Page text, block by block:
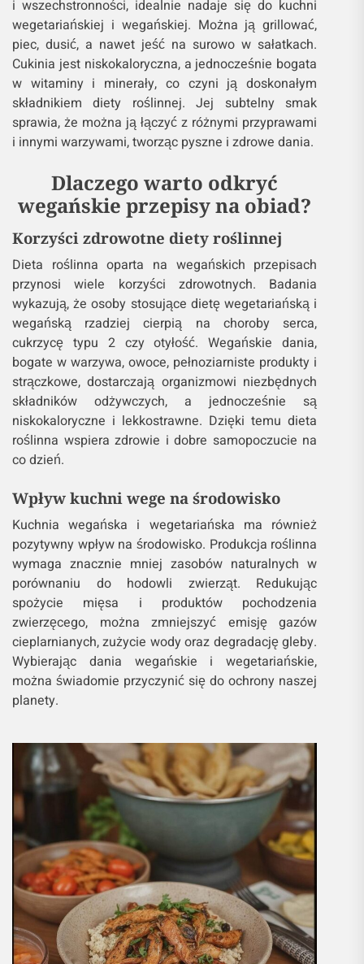
i wszechstronności, idealnie nadaje się do kuchni
wegetariańskiej i wegańskiej. Można ją grillować,
piec, dusić, a nawet jeść na surowo w sałatkach.
Cukinia jest niskokaloryczna, a jednocześnie bogata
w witaminy i minerały, co czyni ją doskonałym
składnikiem diety roślinnej. Jej subtelny smak
sprawia, że można ją łączyć z różnymi przyprawami
i innymi warzywami, tworząc pyszne i zdrowe dania.
Dlaczego warto odkryć
wegańskie przepisy na obiad?
Korzyści zdrowotne diety roślinnej
Dieta roślinna oparta na wegańskich przepisach
przynosi wiele korzyści zdrowotnych. Badania
wykazują, że osoby stosujące dietę wegetariańską i
wegańską rzadziej cierpią na choroby serca,
cukrzycę typu 2 czy otyłość. Wegańskie dania,
bogate w warzywa, owoce, pełnoziarniste produkty i
strączkowe, dostarczają organizmowi niezbędnych
składników odżywczych, a jednocześnie są
niskokaloryczne i lekkostrawne. Dzięki temu dieta
roślinna wspiera zdrowie i dobre samopoczucie na
co dzień.
Wpływ kuchni wege na środowisko
Kuchnia wegańska i wegetariańska ma również
pozytywny wpływ na środowisko. Produkcja roślinna
wymaga znacznie mniej zasobów naturalnych w
porównaniu do hodowli zwierząt. Redukując
spożycie mięsa i produktów pochodzenia
zwierzęcego, można zmniejszyć emisję gazów
cieplarnianych, zużycie wody oraz degradację gleby.
Wybierając dania wegańskie i wegetariańskie,
można świadomie przyczynić się do ochrony naszej
planety.